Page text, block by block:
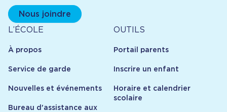
Nous joindre
À
propos
L’ÉCOLE
À propos
Service de garde
Nouvelles et événements
Bureau d'assistance aux
Outils
OUTILS
Portail parents
Inscrire un enfant
Horaire et calendrier
scolaire